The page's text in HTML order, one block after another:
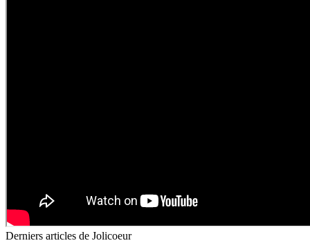
Derniers articles de Jolicoeur